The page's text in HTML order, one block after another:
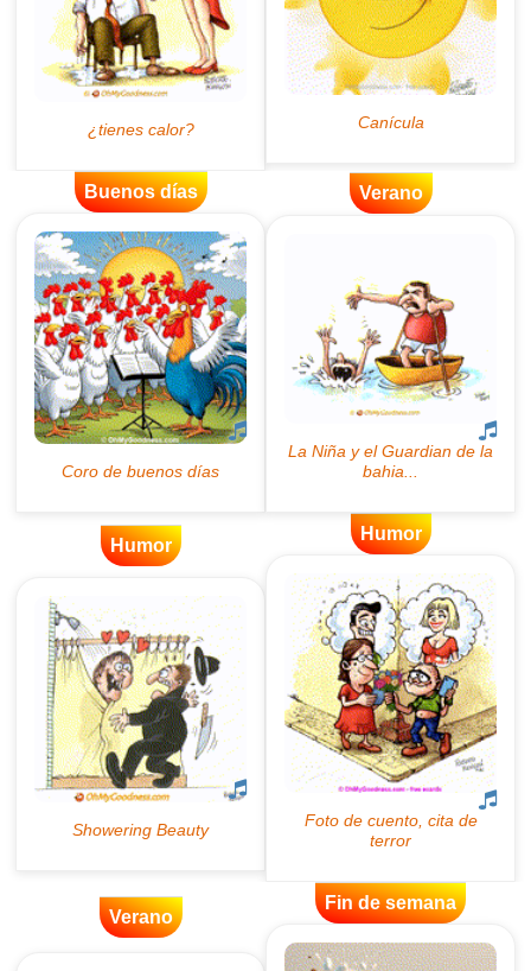
Buenos días Verano
Humor
Humor
Verano
Fin de semana